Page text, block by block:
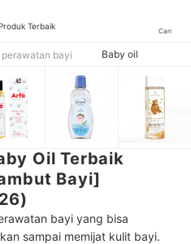
Terbaik
Cari
perawatan bayi Baby oil
Oil Terbaik
Bayi]
bayi yang bisa
sampai memijat kulit bayi.